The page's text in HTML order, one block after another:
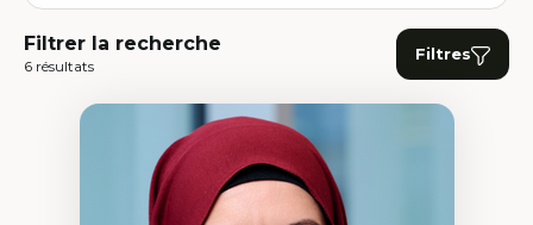
Filtrer la recherche
6 résultats
Filtres